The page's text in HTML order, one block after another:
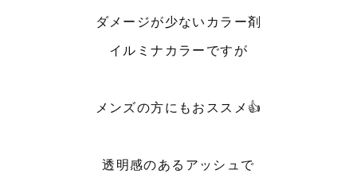
ダメージが少ないカラー剤
イルミナカラーですが
メンズの方にもおススメ👍
透明感のあるアッシュで